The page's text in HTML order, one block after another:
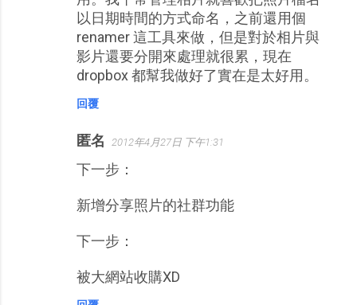
以日期時間的方式命名，之前還用個
renamer 這工具來做，但是對於相片與
影片還要分開來處理就很累，現在
dropbox 都幫我做好了實在是太好用。
回覆
匿名 2012年4月27日 下午1:31
下一步：
新增分享照片的社群功能
下一步：
被大網站收購XD